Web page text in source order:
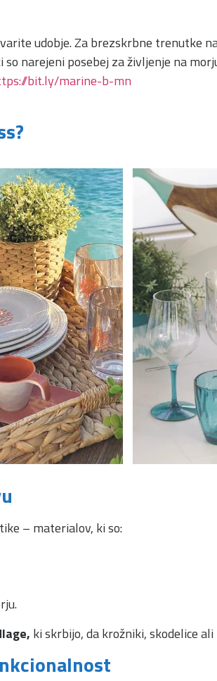
udobje. Za brezskrbne trenutke
so narejeni posebej za življenje na
bit.ly/marine-b-mn
– materialov, ki so:
ki skrbijo, da krožniki, skodelice